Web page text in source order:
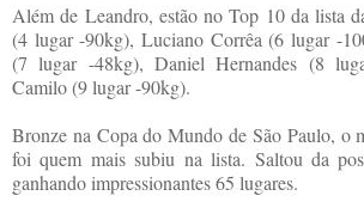
Além de Leandro, estão no Top 10 da lista
(4 lugar -90kg), Luciano Corrêa (6 lugar -
(7 lugar -48kg), Daniel Hernandes (8
Camilo (9 lugar -90kg).
Bronze na Copa do Mundo de São Paulo, o
foi quem mais subiu na lista. Saltou da
ganhando impressionantes 65 lugares.